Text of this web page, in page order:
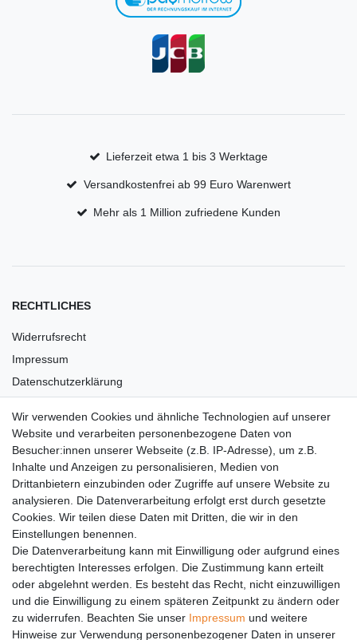
Lieferzeit etwa 1 bis 3 Werktage
Versandkostenfrei ab 99 Euro Warenwert
Mehr als 1 Million zufriedene Kunden
RECHTLICHES
Widerrufsrecht
Impressum
Datenschutzerklärung
Versandkosten
Barrierefreiheit
Anleitungen
Vertrag widerrufen
PARTNER
DHL
GLS
PaketPLUS
Wir verwenden Cookies und ähnliche Technologien auf unserer
Website und verarbeiten personenbezogene Daten von
Besucher:innen unserer Webseite (z.B. IP-Adresse), um z.B.
Inhalte und Anzeigen zu personalisieren, Medien von
Drittanbietern einzubinden oder Zugriffe auf unsere Website zu
analysieren. Die Datenverarbeitung erfolgt erst durch gesetzte
Cookies. Wir teilen diese Daten mit Dritten, die wir in den
Einstellungen benennen.
Die Datenverarbeitung kann mit Einwilligung oder aufgrund eines
berechtigten Interesses erfolgen. Die Zustimmung kann erteilt
oder abgelehnt werden. Es besteht das Recht, nicht einzuwilligen
und die Einwilligung zu einem späteren Zeitpunkt zu ändern oder
zu widerrufen. Beachten Sie unser Impressum und weitere
Hinweise zur Verwendung personenbezogener Daten in unserer